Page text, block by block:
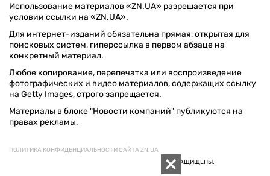
Использование материалов «ZN.UA» разрешается при
условии ссылки на «ZN.UA».
Для интернет-изданий обязательна прямая, открытая для
поисковых систем, гиперссылка в первом абзаце на
конкретный материал.
Любое копирование, перепечатка или воспроизведение
фотографических и видео материалов, содержащих ссылку
на Getty Images, строго запрещается.
Материалы в блоке "Новости компаний" публикуются на
правах рекламы.
ПОЛИТИКА КОНФИДЕНЦИАЛЬНОСТИ САЙТА ZN.UA
© 1994–2026 «ЗЕРКАЛО НЕДЕЛИ. УКРАИНА». ВСЕ ПРАВА ЗАЩИЩЕНЫ.